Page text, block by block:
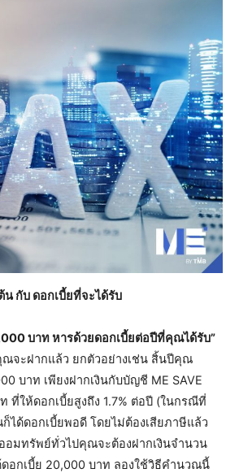
กับ ดอกเบี้ยที่จะได้รับ
บาท หารด้วยดอกเบี้ยต่อปีที่คุณได้รับ”
ณจะฝากแล้ว ยกตัวอย่างเช่น สิ้นปีคุณ
บาท เพียงฝากเงินกับบัญชี ME SAVE
ที่ให้ดอกเบี้ยสูงถึง 1.7% ต่อปี (ในกรณีที่
ได้ดอกเบี้ยพอดี โดยไม่ต้องเสียภาษีแล้ว
มทรัพย์ทั่วไปคุณจะต้องฝากเงินจำนวน
อกเบี้ย 20,000 บาท ลองใช้วิธีคำนวณนี้